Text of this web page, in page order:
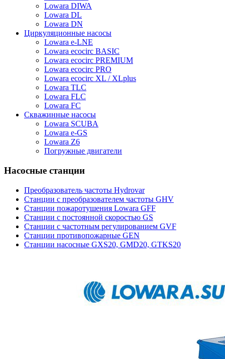
Lowara DIWA
Lowara DL
Lowara DN
Циркуляционные насосы
Lowara e-LNE
Lowara ecocirc BASIC
Lowara ecocirc PREMIUM
Lowara ecocirc PRO
Lowara ecocirc XL / XLplus
Lowara TLC
Lowara FLC
Lowara FC
Скважинные насосы
Lowara SCUBA
Lowara e-GS
Lowara Z6
Погружные двигатели
Насосные станции
Преобразователь частоты Hydrovar
Станции с преобразователем частоты GHV
Станции пожаротушения Lowara GFF
Станции с постоянной скоростью GS
Станции с частотным регулированием GVF
Станции противопожарные GEN
Станции насосные GXS20, GMD20, GTKS20